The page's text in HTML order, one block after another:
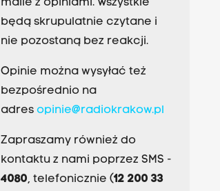
maile z opiniami. Wszystkie
będą skrupulatnie czytane i
nie pozostaną bez reakcji.
Opinie można wysyłać też
bezpośrednio na
adres opinie@radiokrakow.pl
Zapraszamy również do
kontaktu z nami poprzez SMS -
4080, telefonicznie (12 200 33